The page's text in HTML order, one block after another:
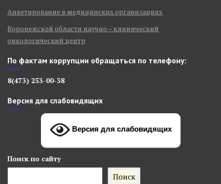
Анкетирование в медицинских организациях
Воронежской области научно – клинический
онкологический центр
По фактам коррупции обращаться по телефону:
8(473) 253-00-38
Версия для слабовидящих
Версия для слабовидящих
Поиск по сайту
Поиск